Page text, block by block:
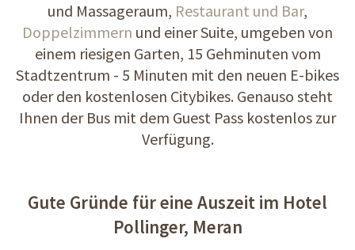
und Massageraum, Restaurant und Bar,
Doppelzimmern und einer Suite, umgeben von
einem riesigen Garten, 15 Gehminuten vom
Stadtzentrum - 5 Minuten mit den neuen E-bikes
oder den kostenlosen Citybikes. Genauso steht
Ihnen der Bus mit dem Guest Pass kostenlos zur
Verfügung.
Gute Gründe für eine Auszeit im Hotel
Pollinger, Meran